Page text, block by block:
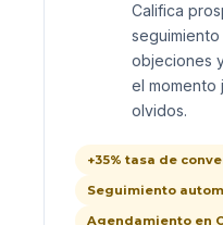
Califica
objeciones
el momento
olvidos.
+35% tasa de
Seguimiento
Agendamiento en